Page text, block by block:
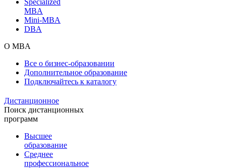
MBA
Mini-MBA
DBA
О MBA
Все о бизнес-образовании
Дополнительное образование
Подключайтесь к каталогу
Дистанционное
Поиск дистанционных
программ
Высшее
образование
Среднее
профессиональное